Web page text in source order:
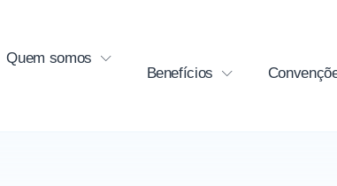
Quem somos
Benefícios